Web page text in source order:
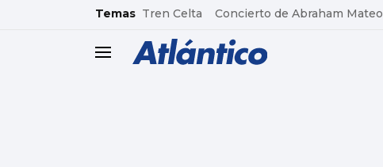
common.go-to-content
Temas Tren Celta Concierto de Abraham Mateo
header.menu.open